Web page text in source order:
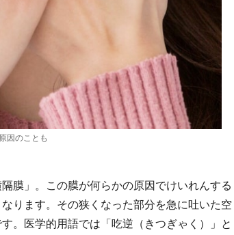
因のことも
膜」。この膜が何らかの原因でけいれんする
ります。その狭くなった部分を急に吐いた空
。医学的用語では「吃逆（きつぎゃく）」と